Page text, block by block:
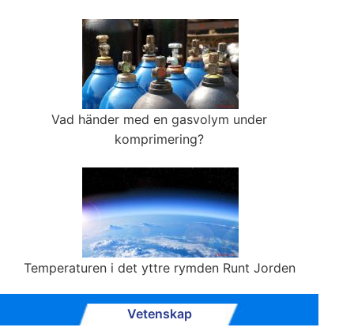
Vad händer med en gasvolym under
komprimering?
Temperaturen i det yttre rymden Runt Jorden
Vetenskap